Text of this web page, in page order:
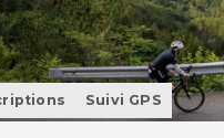
Suivi GPS